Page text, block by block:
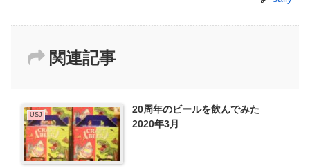
関連記事
USJ
20周年のビールを飲んでみた
2020年3月